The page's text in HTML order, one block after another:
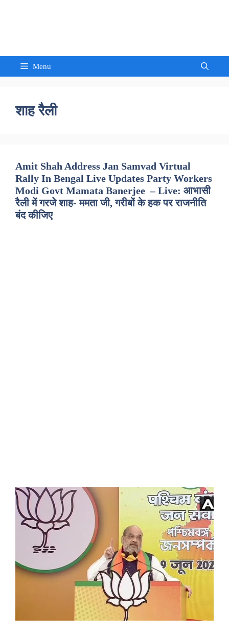
Menu
शाह रैली
Amit Shah Address Jan Samvad Virtual
Rally In Bengal Live Updates Party Workers
Modi Govt Mamata Banerjee – Live: आभासी
रैली में गरजे शाह- ममता जी, गरीबों के हक पर राजनीति
बंद कीजिए